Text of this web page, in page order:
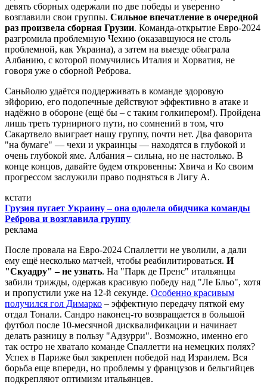
девять сборных одержали по две победы и уверенно
возглавили свои группы. Сильное впечатление в очередной
раз произвела сборная Грузии. Команда-открытие Евро-2024
разгромила проблемную Чехию (оказавшуюся не столь
проблемной, как Украина), а затем на выезде обыграла
Албанию, с которой помучились Италия и Хорватия, не
говоря уже о сборной Реброва.
Саньйолю удаётся поддерживать в команде здоровую
эйфорию, его подопечные действуют эффективно в атаке и
надёжно в обороне (ещё бы – с таким голкипером!). Пройдена
лишь треть турнирного пути, но сомнений в том, что
Сакартвело выиграет нашу группу, почти нет. Два фаворита
"на бумаге" — чехи и украинцы — находятся в глубокой и
очень глубокой яме. Албания – сильна, но не настолько. В
конце концов, давайте будем откровенны: Хвича и Ко своим
прогрессом заслужили право подняться в Лигу А.
кстати
Грузия пугает Украину – она одолела обидчика команды
Реброва и возглавила группу
реклама
После провала на Евро-2024 Спаллетти не уволили, а дали
ему ещё несколько матчей, чтобы реабилитироваться. И
"Скуадру" – не узнать. На "Парк де Пренс" итальянцы
забили трижды, одержав красивую победу над "Ле Бльо", хотя
и пропустили уже на 12-й секунде. Особенно красивым
получился гол Димарко – эффектную передачу пяткой ему
отдал Тонали. Сандро наконец-то возвращается в большой
футбол после 10-месячной дисквалификации и начинает
делать разницу в пользу "Адзурри". Возможно, именно его
так остро не хватало команде Спаллетти на немецких полях?
Успех в Париже был закреплен победой над Израилем. Вся
борьба еще впереди, но проблемы у французов и бельгийцев
подкрепляют оптимизм итальянцев.